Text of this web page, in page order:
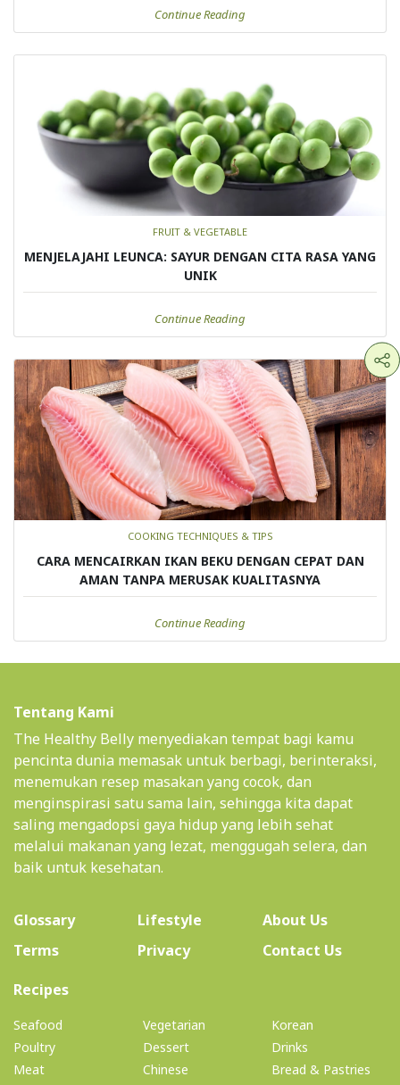
Continue Reading
FRUIT & VEGETABLE
MENJELAJAHI LEUNCA: SAYUR DENGAN CITA RASA YANG
UNIK
Continue Reading
COOKING TECHNIQUES & TIPS
CARA MENCAIRKAN IKAN BEKU DENGAN CEPAT DAN
AMAN TANPA MERUSAK KUALITASNYA
Continue Reading
Tentang Kami
The Healthy Belly menyediakan tempat bagi kamu
pencinta dunia memasak untuk berbagi, berinteraksi,
menemukan resep masakan yang cocok, dan
menginspirasi satu sama lain, sehingga kita dapat
saling mengadopsi gaya hidup yang lebih sehat
melalui makanan yang lezat, menggugah selera, dan
baik untuk kesehatan.
Glossary Lifestyle About Us(current)
Terms
Privacy
Contact Us
Recipes(current)
Seafood
Poultry
Meat
Vegetarian
Dessert
Chinese
Korean
Drinks
Bread & Pastries